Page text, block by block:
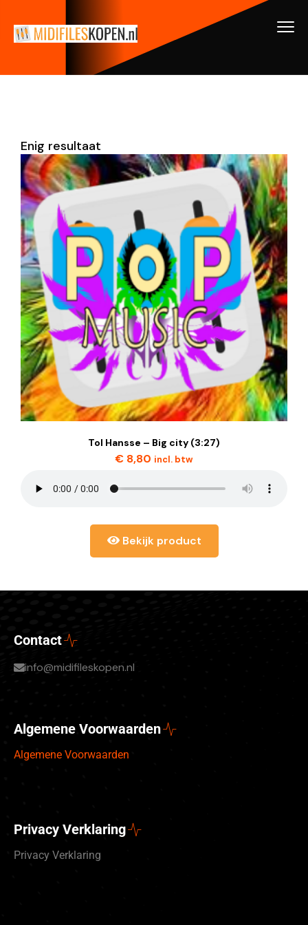
Enig resultaat
Tol Hansse – Big city (3:27)
€ 8,80 incl. btw
Bekijk product
Contact
info@midifileskopen.nl
Algemene Voorwaarden
Algemene Voorwaarden
Privacy Verklaring
Privacy Verklaring